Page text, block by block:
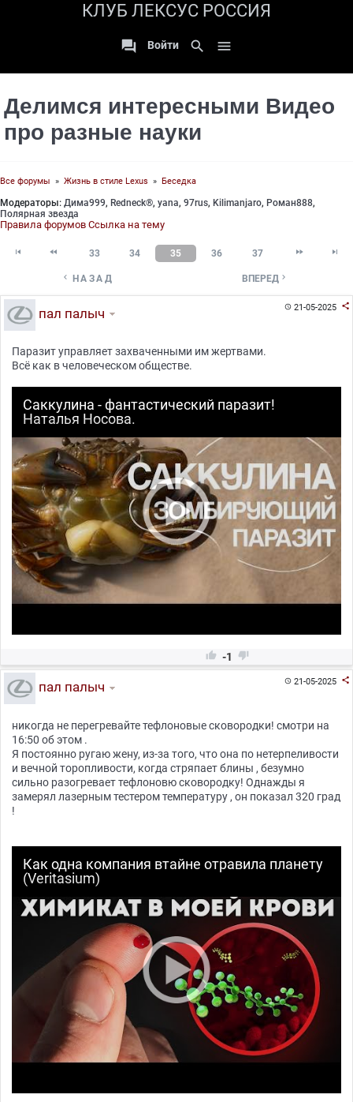
КЛУБ ЛЕКСУС РОССИЯ
 Войти search 
Делимся интересными Видео
про разные науки
Все форумы » Жизнь в стиле Lexus » Беседка
Модераторы: Дима999, Redneck®, yana, 97rus, Kilimanjaro, Роман888,
Полярная звезда
Правила форумов Ссылка на тему
  33 34 35 36 37  
 НАЗАД ВПЕРЕД 
21-05-2025 
пал палыч
Паразит управляет захваченными им жертвами.
Всё как в человеческом обществе.
Саккулина - фантастический паразит!
Наталья Носова.
 -1 
21-05-2025 
пал палыч
никогда не перегревайте тефлоновые сковородки! смотри на
16:50 об этом .
Я постоянно ругаю жену, из-за того, что она по нетерпеливости
и вечной торопливости, когда стряпает блины , безумно
сильно разогревает тефлоновю сковородку! Однажды я
замерял лазерным тестером температуру , он показал 320 град
!
Как одна компания втайне отравила планету
(Veritasium)